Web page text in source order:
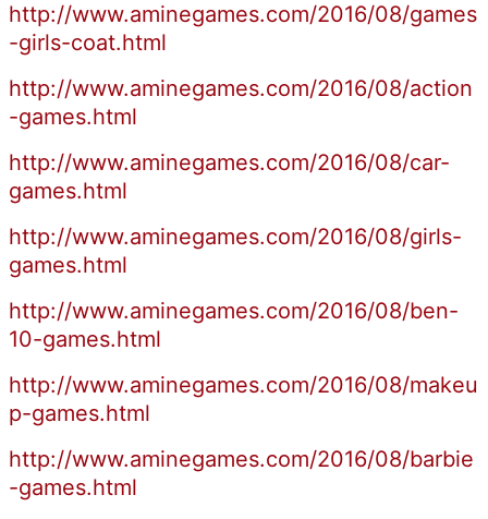
http://www.aminegames.com/2016/08/games
-girls-coat.html
http://www.aminegames.com/2016/08/action
-games.html
http://www.aminegames.com/2016/08/car-
games.html
http://www.aminegames.com/2016/08/girls-
games.html
http://www.aminegames.com/2016/08/ben-
10-games.html
http://www.aminegames.com/2016/08/makeu
p-games.html
http://www.aminegames.com/2016/08/barbie
-games.html